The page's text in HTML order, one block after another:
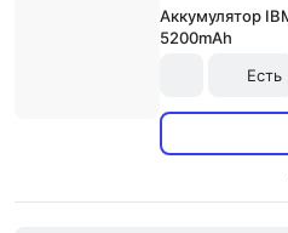
Аккумулятор
5200mAh
Есть